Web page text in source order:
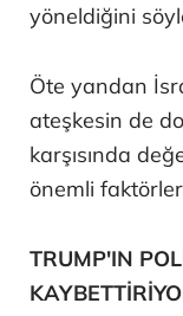
yöneldiğini
Öte yandan
ateşkesin de
karşısında
önemli
TRUMP'IN